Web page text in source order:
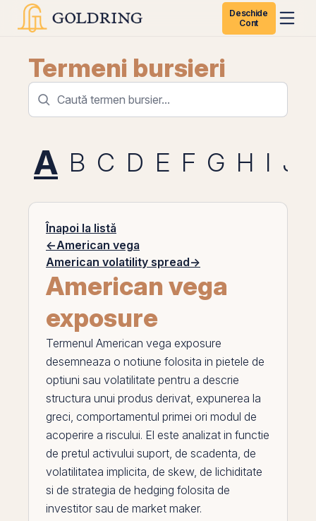
Deschide
Cont
Termeni bursieri
A B C D E F G H I J
Înapoi la listă
←American vega
American volatility spread→
American vega
exposure
Termenul American vega exposure
desemneaza o notiune folosita in pietele de
optiuni sau volatilitate pentru a descrie
structura unui produs derivat, expunerea la
greci, comportamentul primei ori modul de
acoperire a riscului. El este analizat in functie
de pretul activului suport, de scadenta, de
volatilitatea implicita, de skew, de lichiditate
si de strategia de hedging folosita de
investitor sau de market maker.